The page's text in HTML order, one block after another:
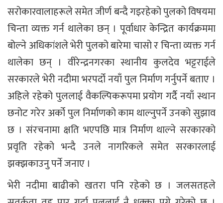
सरोकारवालाहरूले समेत जीर्ण बन्दै गइरहेको पुलको विषयमा
चिन्ता व्यक्त गर्न थालेका छन् । पूर्वाधार केन्द्रित कार्यक्रममा
बोल्ने अधिकांशले भेरी पुलको बारेमा चासो र चिन्ता व्यक्त गर्न
थालेका छन् । वीरेन्द्रनगरका स्थानीय कुलदेव भट्टराईले
सरकारले भेरी नदीमा भरपर्दो नयाँ पुल निर्माण गर्नुपर्ने बताए ।
अहिले रहेको पुललाई वैकल्पिकरूपमा प्रयोग गर्दै नयाँ स्थान
छनोट गरेर अर्को पुल निर्माणको काम थाल्नुपर्ने उनको सुझाव
छ । संरचनामा क्षति भएपछि मात्र निर्माण थाल्ने सरकारको
प्रवृति रहेको भन्दै उनले नागरिकले समेत सरकारलाई
झक्झकाउनु पर्ने जनाए ।
भेरी नदीमा बाढीको खतरा पनि रहेको छ । जलसतहले